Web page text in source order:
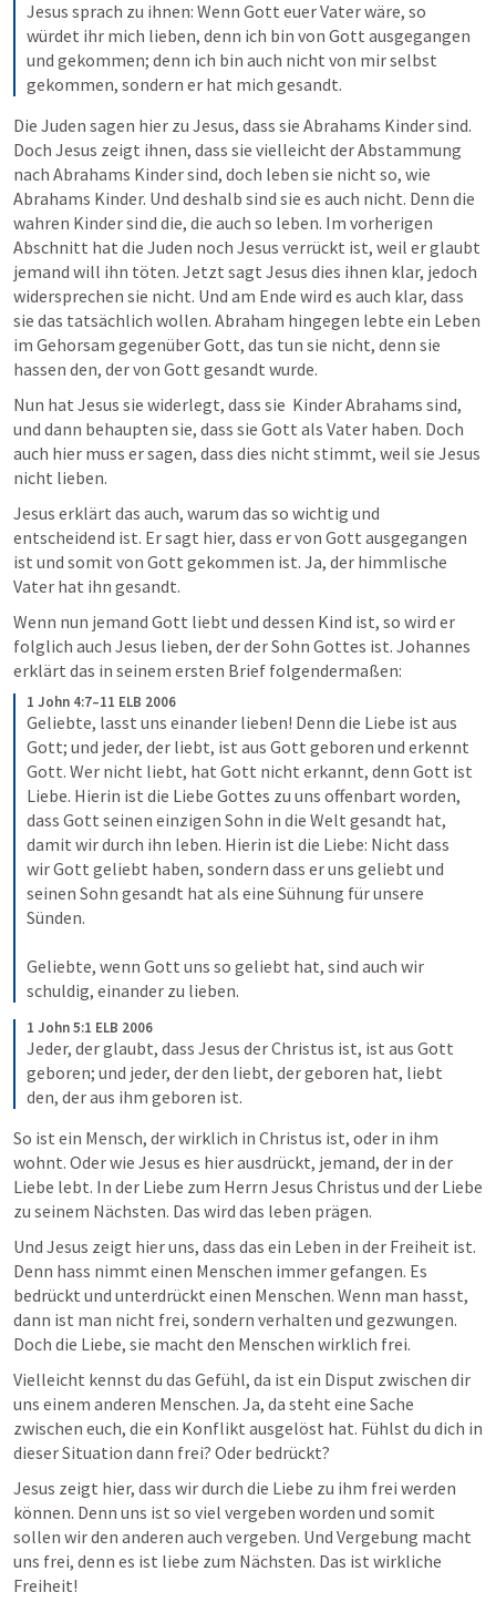
Jesus sprach zu ihnen: Wenn Gott euer Vater wäre, so
würdet ihr mich lieben, denn ich bin von Gott ausgegangen
und gekommen; denn ich bin auch nicht von mir selbst
gekommen, sondern er hat mich gesandt.
Die Juden sagen hier zu Jesus, dass sie Abrahams Kinder sind.
Doch Jesus zeigt ihnen, dass sie vielleicht der Abstammung
nach Abrahams Kinder sind, doch leben sie nicht so, wie
Abrahams Kinder. Und deshalb sind sie es auch nicht. Denn die
wahren Kinder sind die, die auch so leben. Im vorherigen
Abschnitt hat die Juden noch Jesus verrückt ist, weil er glaubt
jemand will ihn töten. Jetzt sagt Jesus dies ihnen klar, jedoch
widersprechen sie nicht. Und am Ende wird es auch klar, dass
sie das tatsächlich wollen. Abraham hingegen lebte ein Leben
im Gehorsam gegenüber Gott, das tun sie nicht, denn sie
hassen den, der von Gott gesandt wurde.
Nun hat Jesus sie widerlegt, dass sie  Kinder Abrahams sind,
und dann behaupten sie, dass sie Gott als Vater haben. Doch
auch hier muss er sagen, dass dies nicht stimmt, weil sie Jesus
nicht lieben.
Jesus erklärt das auch, warum das so wichtig und
entscheidend ist. Er sagt hier, dass er von Gott ausgegangen
ist und somit von Gott gekommen ist. Ja, der himmlische
Vater hat ihn gesandt.
Wenn nun jemand Gott liebt und dessen Kind ist, so wird er
folglich auch Jesus lieben, der der Sohn Gottes ist. Johannes
erklärt das in seinem ersten Brief folgendermaßen:
1 John 4:7–11 ELB 2006
Geliebte, lasst uns einander lieben! Denn die Liebe ist aus
Gott; und jeder, der liebt, ist aus Gott geboren und erkennt
Gott. Wer nicht liebt, hat Gott nicht erkannt, denn Gott ist
Liebe. Hierin ist die Liebe Gottes zu uns offenbart worden,
dass Gott seinen einzigen Sohn in die Welt gesandt hat,
damit wir durch ihn leben. Hierin ist die Liebe: Nicht dass
wir Gott geliebt haben, sondern dass er uns geliebt und
seinen Sohn gesandt hat als eine Sühnung für unsere
Sünden.
Geliebte, wenn Gott uns so geliebt hat, sind auch wir
schuldig, einander zu lieben.
1 John 5:1 ELB 2006
Jeder, der glaubt, dass Jesus der Christus ist, ist aus Gott
geboren; und jeder, der den liebt, der geboren hat, liebt
den, der aus ihm geboren ist.
So ist ein Mensch, der wirklich in Christus ist, oder in ihm
wohnt. Oder wie Jesus es hier ausdrückt, jemand, der in der
Liebe lebt. In der Liebe zum Herrn Jesus Christus und der Liebe
zu seinem Nächsten. Das wird das leben prägen.
Und Jesus zeigt hier uns, dass das ein Leben in der Freiheit ist.
Denn hass nimmt einen Menschen immer gefangen. Es
bedrückt und unterdrückt einen Menschen. Wenn man hasst,
dann ist man nicht frei, sondern verhalten und gezwungen.
Doch die Liebe, sie macht den Menschen wirklich frei.
Vielleicht kennst du das Gefühl, da ist ein Disput zwischen dir
uns einem anderen Menschen. Ja, da steht eine Sache
zwischen euch, die ein Konflikt ausgelöst hat. Fühlst du dich in
dieser Situation dann frei? Oder bedrückt?
Jesus zeigt hier, dass wir durch die Liebe zu ihm frei werden
können. Denn uns ist so viel vergeben worden und somit
sollen wir den anderen auch vergeben. Und Vergebung macht
uns frei, denn es ist liebe zum Nächsten. Das ist wirkliche
Freiheit!